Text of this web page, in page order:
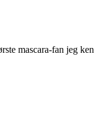
mascara-fan jeg